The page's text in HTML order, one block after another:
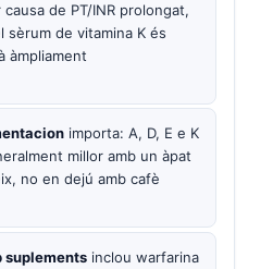
de PT/INR prolongat,
sèrum de vitamina K és
àmpliament
importa: A, D, E e K
millor amb un àpat
no en dejú amb cafè
suplements inclou warfarina